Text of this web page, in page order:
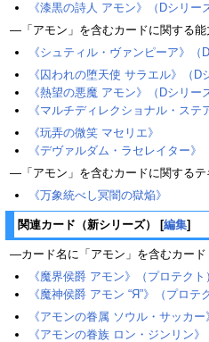
《漆黒の詩人 アモン》（Dシリー
―「アモン」を含むカードに関する能
《シュティル・ヴァンピーア》（
《囚われの堕天使 サラエル》（D
《熱望の悪魔 アモン》（Dシリー
《マルチディレクショナル・ステ
《玩弄の微笑 マセリエ》
《デヴァルダム・ラセレイター》
―「アモン」を含むカードに関するテ
《万象統べし冥闇の獄焔》
関連カード（新シリーズ） [編集]
―カード名に「アモン」を含むカード
《魔界侯爵 アモン》（プロテクト
《魔神侯爵 アモン “Я”》（プロテ
《アモンの眷属 ソウル・サッカー
《アモンの眷族 ロン・ジンリン》